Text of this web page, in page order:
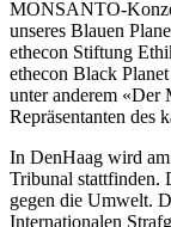
MONSANTO-
unseres Blauen
ethecon Stiftung
ethecon Black
unter anderem
Repräsentanten des
In DenHaag wird
Tribunal stattfinden.
gegen die Umwelt.
Internationalen